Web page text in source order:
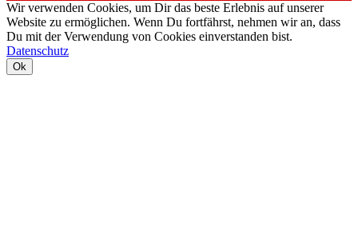
Wir verwenden Cookies, um Dir das beste Erlebnis auf unserer
Website zu ermöglichen. Wenn Du fortfährst, nehmen wir an, dass
Du mit der Verwendung von Cookies einverstanden bist.
Datenschutz
Ok